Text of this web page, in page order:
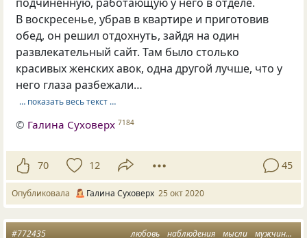
В воскресенье, убрав в квартире и приготовив
обед, он решил отдохнуть, зайдя на один
развлекательный сайт. Там было столько
красивых женских авок, одна другой лучше, что у
него глаза разбежали…
… показать весь текст …
© Галина Суховерх 7184
70 12 45
Опубликовала Галина Суховерх 25 окт 2020
любовь наблюдения мысли мужчины и женщины
#772435